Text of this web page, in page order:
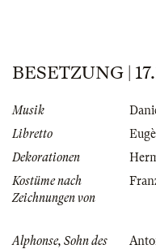
BESETZUNG |
Musik
Libretto
Dekorationen
Kostüme nach
Zeichnungen von
Alphonse, Sohn des